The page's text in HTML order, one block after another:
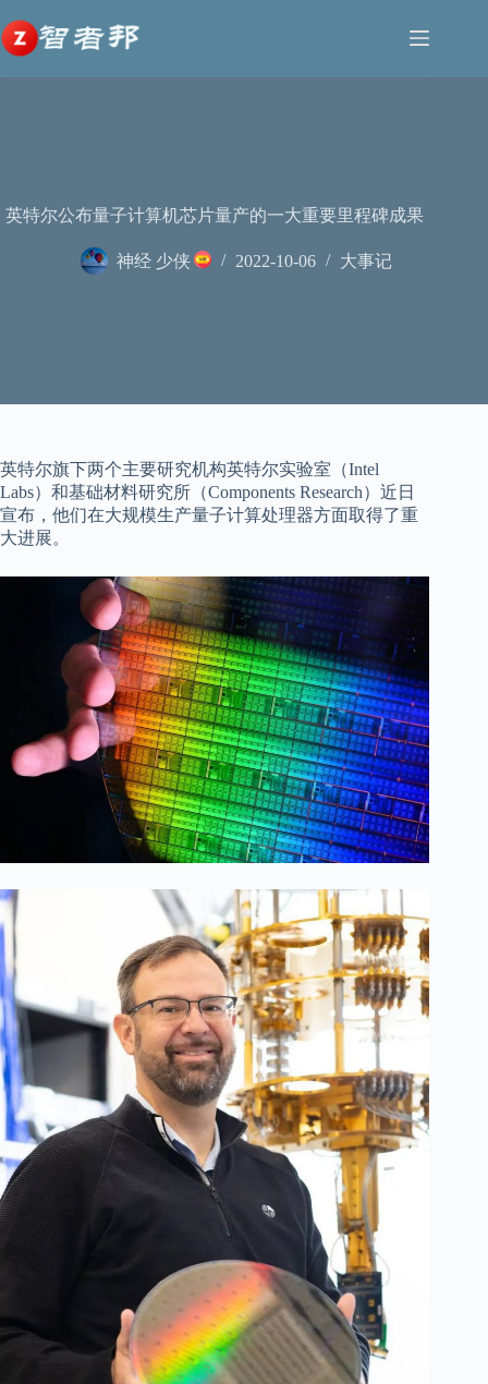
至
内
容
英特尔公布量子计算机芯片量产的一大重要里程碑成果
神经 少侠 2022-10-06 大事记
英特尔旗下两个主要研究机构英特尔实验室（Intel
Labs）和基础材料研究所（Components Research）近日
宣布，他们在大规模生产量子计算处理器方面取得了重
大进展。